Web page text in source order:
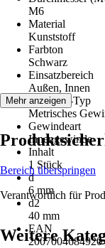
M6
Material
Kunststoff
Farbton
Schwarz
Einsatzbereich
Außen, Innen
Gewinde-Typ
Metrisches
Gewindeart
Innengewinde
Inhalt
1 Stück
d
6 mm
d2
40 mm
EAN
2007004684920
Mehr anzeigen
Bereich überspringen
Verantwortlich für
Weitere